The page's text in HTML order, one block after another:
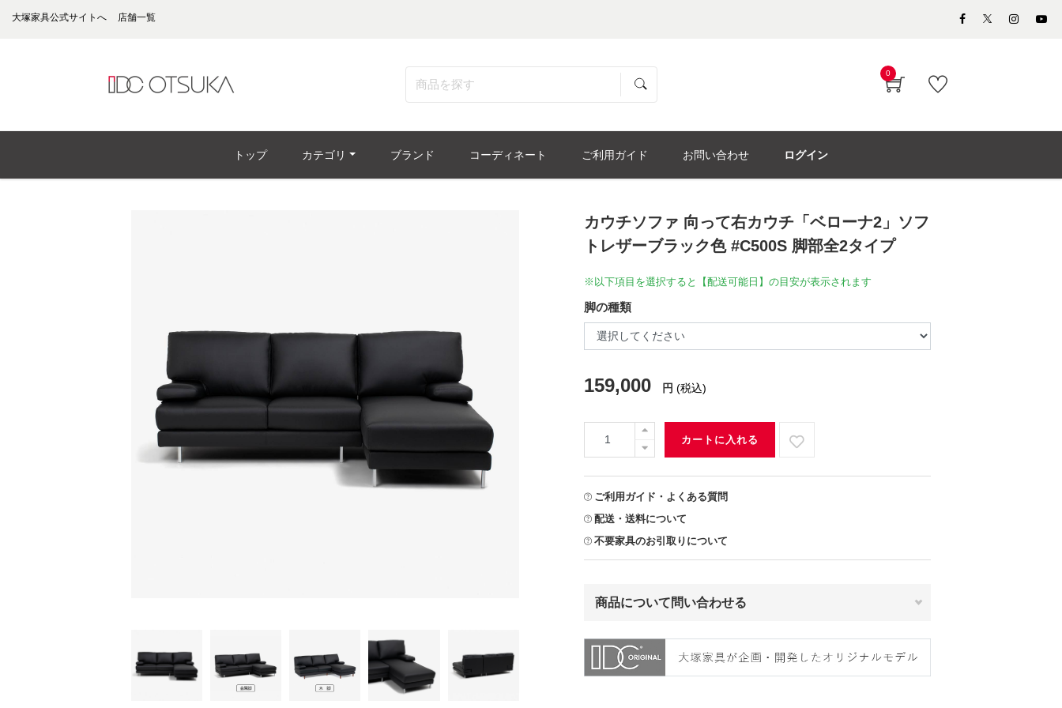
大塚家具公式サイトへ 店舗一覧
0
トップ カテゴリ ブランド コーディネート ご利用ガイド お問い合わせ ログイン
カウチソファ 向って右カウチ「ベローナ2」ソフ
トレザーブラック色 #C500S 脚部全2タイプ
※以下項目を選択すると【配送可能日】の目安が表示されます
脚の種類
159,000 円 (税込)
カートに入れる
ご利用ガイド・よくある質問
配送・送料について
不要家具のお引取りについて
商品について問い合わせる